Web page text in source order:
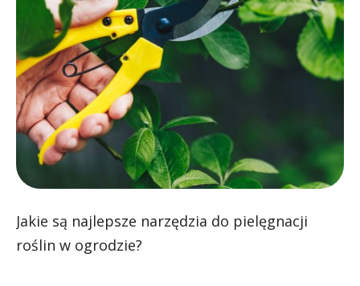
Jakie są najlepsze narzędzia do pielęgnacji
roślin w ogrodzie?